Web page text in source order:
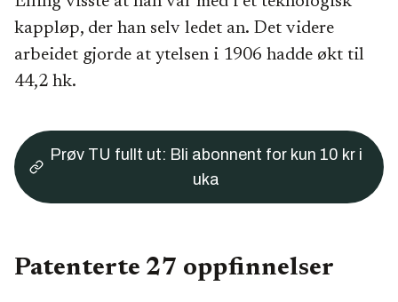
kappløp, der han selv ledet an. Det videre
arbeidet gjorde at ytelsen i 1906 hadde økt til
44,2 hk.
Prøv TU fullt ut: Bli abonnent for kun 10 kr i
uka
Patenterte 27 oppfinnelser